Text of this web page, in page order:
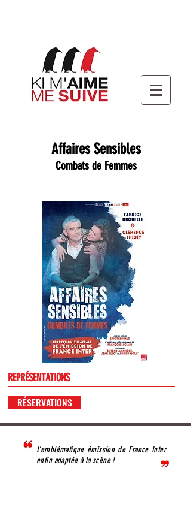
Affaires Sensibles
Combats de Femmes
REPRÉSENTATIONS
RÉSERVATIONS
L’emblématique émission de France Inter
enfin adaptée à la scène !